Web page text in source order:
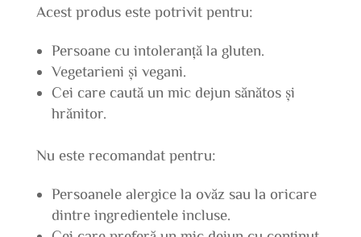
Acest produs este potrivit pentru:
Persoane cu intoleranță la gluten.
Vegetarieni și vegani.
Cei care caută un mic dejun sănătos și
hrănitor.
Nu este recomandat pentru:
Persoanele alergice la ovăz sau la oricare
dintre ingredientele incluse.